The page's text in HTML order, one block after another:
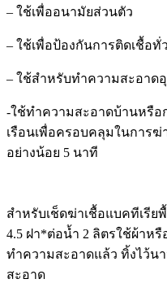
แทน
quantity
– ใช้เพื่ออนามัยส่วนตัว
– ใช้เพื่อป้องกันการติดเชื้อทั่
– ใช้สำหรับทำความสะอาด
-ใช้ทำความสะอาดบ้านหรื
เรือนเพื่อครอบคลุมในการฆ่
อย่างน้อย 5 นาที
สำหรับเช็ดฆ่าเชื้อแบคทีเรีย
4.5 ฝา*ต่อน้ำ 2 ลิตรใช้ผ้าห
ทำความสะอาดแล้ว ทิ้งไว้น
สะอาด